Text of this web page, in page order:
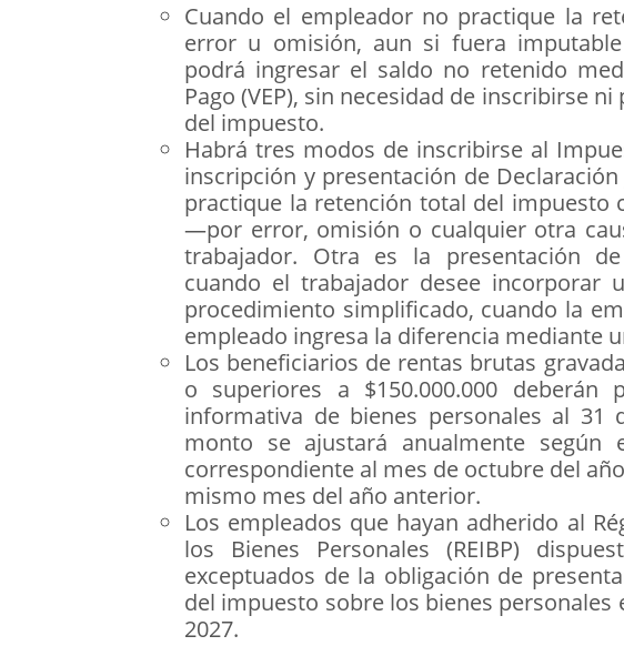
Cuando el empleador no practique la
error u omisión, aun si fuera
podrá ingresar el saldo no retenido
Pago (VEP), sin necesidad de inscribirse
del impuesto.
Habrá tres modos de inscribirse al
inscripción y presentación de
practique la retención total del impuesto
—por error, omisión o cualquier otra
trabajador. Otra es la presentación
cuando el trabajador desee incorporar
procedimiento simplificado, cuando la
empleado ingresa la diferencia mediante
Los beneficiarios de rentas brutas
o superiores a $150.000.000 deberán
informativa de bienes personales al 31
monto se ajustará anualmente según
correspondiente al mes de octubre del
mismo mes del año anterior.
Los empleados que hayan adherido al
los Bienes Personales (REIBP)
exceptuados de la obligación de
del impuesto sobre los bienes personales
2027.